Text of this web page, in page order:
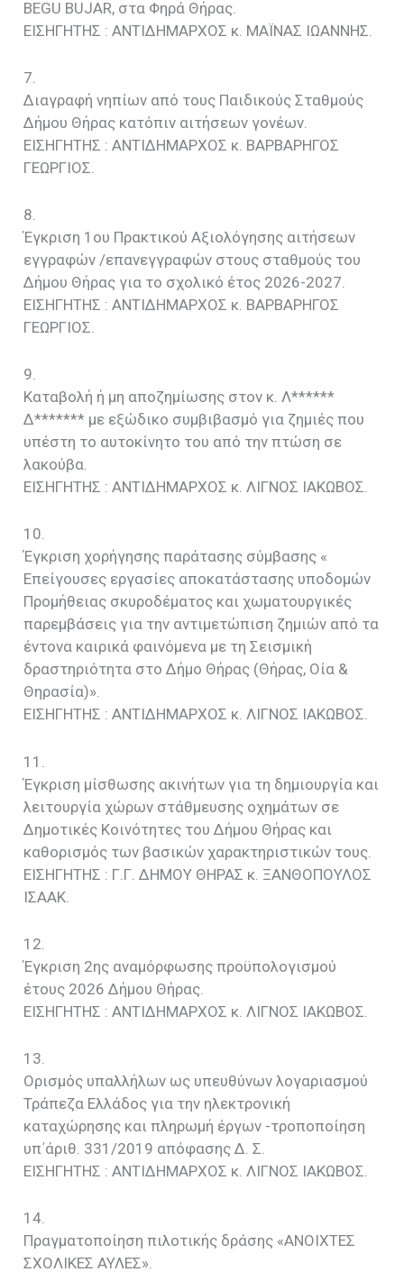
BEGU BUJAR, στα Φηρά Θήρας.
EIΣΗΓΗΤΗΣ : ΑΝΤΙΔΗΜΑΡΧΟΣ κ. ΜΑΪΝΑΣ ΙΩΑΝΝΗΣ.
7.
Διαγραφή νηπίων από τους Παιδικούς Σταθμούς
Δήμου Θήρας κατόπιν αιτήσεων γονέων.
EIΣΗΓΗΤΗΣ : ΑΝΤΙΔΗΜΑΡΧΟΣ κ. BAΡΒΑΡΗΓΟΣ
ΓΕΩΡΓΙΟΣ.
8.
Έγκριση 1ου Πρακτικού Αξιολόγησης αιτήσεων
εγγραφών /επανεγγραφών στους σταθμούς του
Δήμου Θήρας για το σχολικό έτος 2026-2027.
EIΣΗΓΗΤΗΣ : ΑΝΤΙΔΗΜΑΡΧΟΣ κ. BAΡΒΑΡΗΓΟΣ
ΓΕΩΡΓΙΟΣ.
9.
Καταβολή ή μη αποζημίωσης στον κ. Λ******
Δ******* με εξώδικο συμβιβασμό για ζημιές που
υπέστη το αυτοκίνητο του από την πτώση σε
λακούβα.
EIΣΗΓΗΤΗΣ : ΑΝΤΙΔΗΜΑΡΧΟΣ κ. ΛΙΓΝΟΣ ΙΑΚΩΒΟΣ.
10.
Έγκριση χορήγησης παράτασης σύμβασης «
Επείγουσες εργασίες αποκατάστασης υποδομών
Προμήθειας σκυροδέματος και χωματουργικές
παρεμβάσεις για την αντιμετώπιση ζημιών από τα
έντονα καιρικά φαινόμενα με τη Σεισμική
δραστηριότητα στο Δήμο Θήρας (Θήρας, Οία &
Θηρασία)».
EIΣΗΓΗΤΗΣ : ΑΝΤΙΔΗΜΑΡΧΟΣ κ. ΛΙΓΝΟΣ ΙΑΚΩΒΟΣ.
11.
Έγκριση μίσθωσης ακινήτων για τη δημιουργία και
λειτουργία χώρων στάθμευσης οχημάτων σε
Δημοτικές Κοινότητες του Δήμου Θήρας και
καθορισμός των βασικών χαρακτηριστικών τους.
EIΣΗΓΗΤΗΣ : Γ.Γ. ΔΗΜΟΥ ΘΗΡΑΣ κ. ΞΑΝΘΟΠΟΥΛΟΣ
ΙΣΑΑΚ.
12.
Έγκριση 2ης αναμόρφωσης προϋπολογισμού
έτους 2026 Δήμου Θήρας.
EIΣΗΓΗΤΗΣ : ΑΝΤΙΔΗΜΑΡΧΟΣ κ. ΛΙΓΝΟΣ ΙΑΚΩΒΟΣ.
13.
Ορισμός υπαλλήλων ως υπευθύνων λογαριασμού
Τράπεζα Ελλάδος για την ηλεκτρονική
καταχώρησης και πληρωμή έργων -τροποποίηση
υπ΄άριθ. 331/2019 απόφασης Δ. Σ.
EIΣΗΓΗΤΗΣ : ΑΝΤΙΔΗΜΑΡΧΟΣ κ. ΛΙΓΝΟΣ ΙΑΚΩΒΟΣ.
14.
Πραγματοποίηση πιλοτικής δράσης «ΑΝΟΙΧΤΕΣ
ΣΧΟΛΙΚΕΣ ΑΥΛΕΣ».